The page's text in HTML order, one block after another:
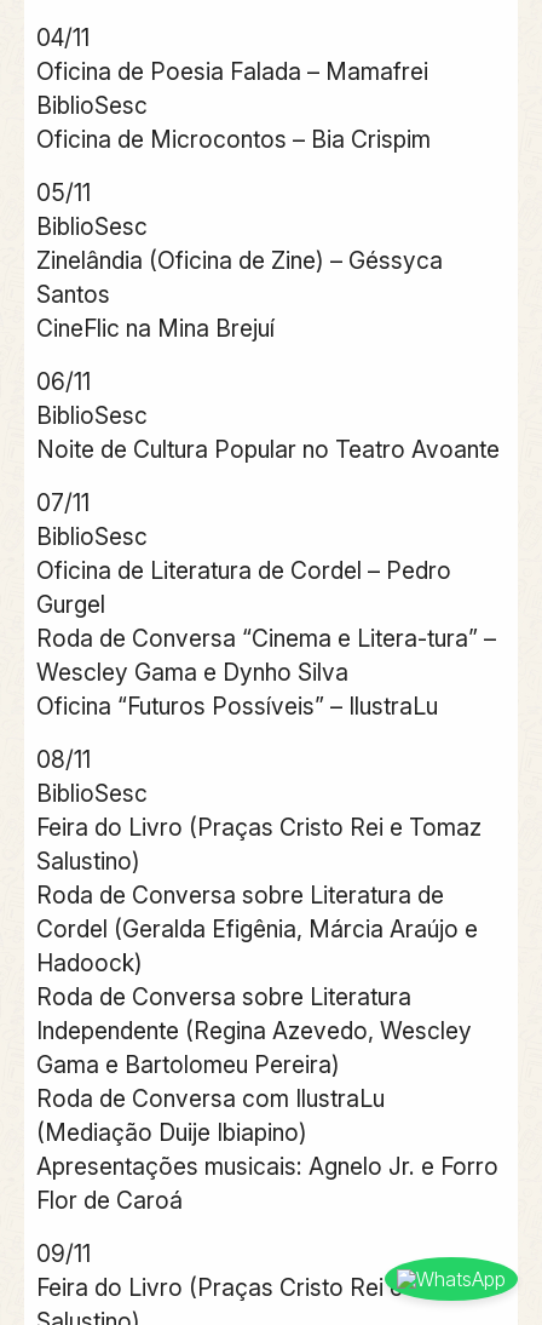
04/11
Oficina de Poesia Falada – Mamafrei
BiblioSesc
Oficina de Microcontos – Bia Crispim
05/11
BiblioSesc
Zinelândia (Oficina de Zine) – Géssyca
Santos
CineFlic na Mina Brejuí
06/11
BiblioSesc
Noite de Cultura Popular no Teatro Avoante
07/11
BiblioSesc
Oficina de Literatura de Cordel – Pedro
Gurgel
Roda de Conversa “Cinema e Litera-tura” –
Wescley Gama e Dynho Silva
Oficina “Futuros Possíveis” – IlustraLu
08/11
BiblioSesc
Feira do Livro (Praças Cristo Rei e Tomaz
Salustino)
Roda de Conversa sobre Literatura de
Cordel (Geralda Efigênia, Márcia Araújo e
Hadoock)
Roda de Conversa sobre Literatura
Independente (Regina Azevedo, Wescley
Gama e Bartolomeu Pereira)
Roda de Conversa com IlustraLu
(Mediação Duije Ibiapino)
Apresentações musicais: Agnelo Jr. e Forro
Flor de Caroá
09/11
Feira do Livro (Praças Cristo Rei e Tomaz